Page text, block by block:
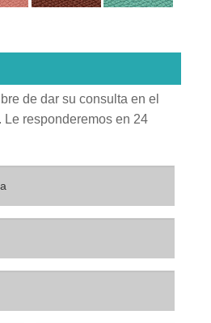
de dar su consulta en el
responderemos en 24